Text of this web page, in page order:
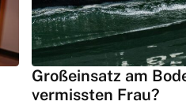
Großeinsatz am
vermissten Frau?